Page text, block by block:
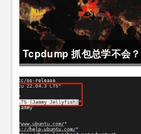
Tcpdump 抓包总学不会？
这篇保姆级教程，今天可以
拿下！